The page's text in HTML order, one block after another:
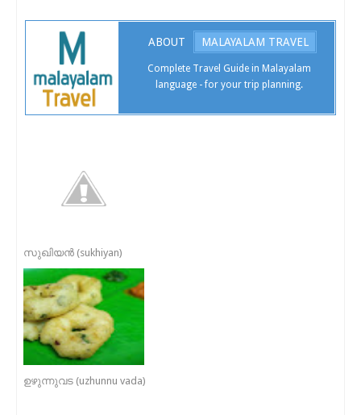
ABOUT MALAYALAM TRAVEL
Complete Travel Guide in Malayalam
language - for your trip planning.
സുഖിയൻ (sukhiyan)
ഉഴുന്നുവട (uzhunnu vada)